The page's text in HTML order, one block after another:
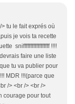
tu le fait exprés où
je vois ta recette
sniffffffffffffffffff !!!!
faire une liste
tu va publier pour
MDR !!!(parce que
/> <br /> <br />
courage pour tout